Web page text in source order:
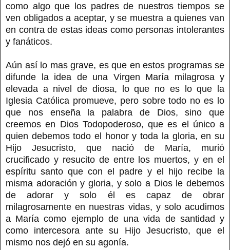
como algo que los padres de nuestros tiempos se
ven obligados a aceptar, y se muestra a quienes van
en contra de estas ideas como personas intolerantes
y fanáticos.
Aún así lo mas grave, es que en estos programas se
difunde la idea de una Virgen María milagrosa y
elevada a nivel de diosa, lo que no es lo que la
Iglesia Católica promueve, pero sobre todo no es lo
que nos enseña la palabra de Dios, sino que
creemos en Dios Todopoderoso, que es el único a
quien debemos todo el honor y toda la gloria, en su
Hijo Jesucristo, que nació de María, murió
crucificado y resucito de entre los muertos, y en el
espíritu santo que con el padre y el hijo recibe la
misma adoración y gloria, y solo a Dios le debemos
de adorar y solo él es capaz de obrar
milagrosamente en nuestras vidas, y solo acudimos
a María como ejemplo de una vida de santidad y
como intercesora ante su Hijo Jesucristo, que el
mismo nos dejó en su agonía.